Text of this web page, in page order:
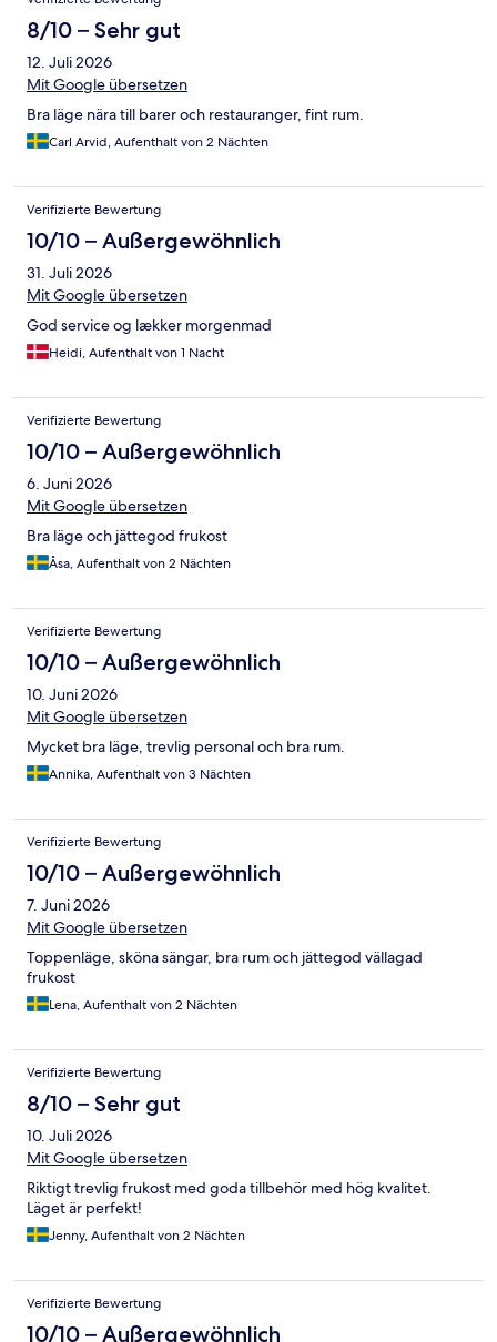
8/10 – Sehr gut
12. Juli 2026
Mit Google übersetzen
Bra läge nära till barer och restauranger, fint rum.
Carl Arvid, Aufenthalt von 2 Nächten
Verifizierte Bewertung
10/10 – Außergewöhnlich
31. Juli 2026
Mit Google übersetzen
God service og lækker morgenmad
Heidi, Aufenthalt von 1 Nacht
Verifizierte Bewertung
10/10 – Außergewöhnlich
6. Juni 2026
Mit Google übersetzen
Bra läge och jättegod frukost
Åsa, Aufenthalt von 2 Nächten
Verifizierte Bewertung
10/10 – Außergewöhnlich
10. Juni 2026
Mit Google übersetzen
Mycket bra läge, trevlig personal och bra rum.
Annika, Aufenthalt von 3 Nächten
Verifizierte Bewertung
10/10 – Außergewöhnlich
7. Juni 2026
Mit Google übersetzen
Toppenläge, sköna sängar, bra rum och jättegod vällagad
frukost
Lena, Aufenthalt von 2 Nächten
Verifizierte Bewertung
8/10 – Sehr gut
10. Juli 2026
Mit Google übersetzen
Riktigt trevlig frukost med goda tillbehör med hög kvalitet.
Läget är perfekt!
Jenny, Aufenthalt von 2 Nächten
Verifizierte Bewertung
10/10 – Außergewöhnlich